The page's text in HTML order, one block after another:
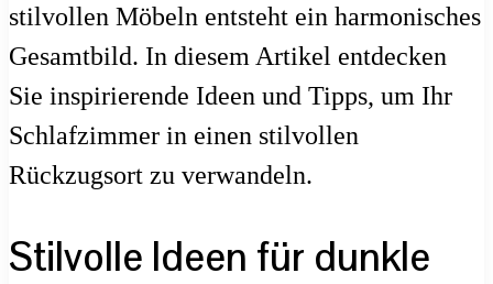
stilvollen Möbeln entsteht ein harmonisches
Gesamtbild. In diesem Artikel entdecken
Sie inspirierende Ideen und Tipps, um Ihr
Schlafzimmer in einen stilvollen
Rückzugsort zu verwandeln.
Stilvolle Ideen für dunkle